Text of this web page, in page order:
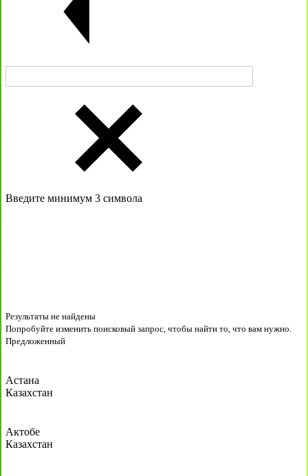
Введите минимум 3 символа
Результаты не найдены
Попробуйте изменить поисковый запрос, чтобы найти то, что вам нужно.
Предложенный
Астана
Казахстан
Актобе
Казахстан